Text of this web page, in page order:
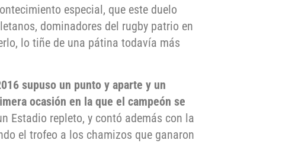
especial, que este duelo
dominadores del rugby patrio en
lo tiñe de una pátina todavía más
supuso un punto y aparte y un
ocasión en la que el campeón se
Estadio repleto, y contó además con la
el trofeo a los chamizos que ganaron